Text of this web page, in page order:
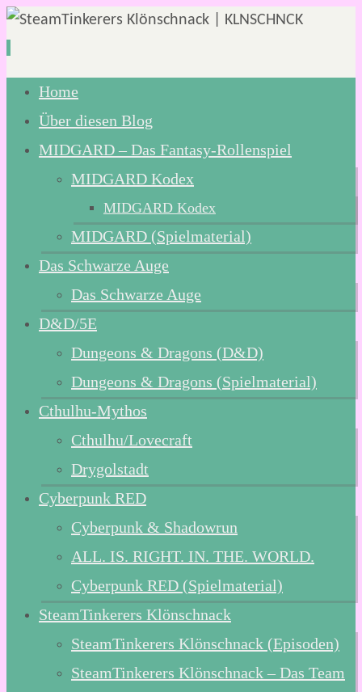
Zum
Inhalt
springen
Home
Über diesen Blog
MIDGARD – Das Fantasy-Rollenspiel
MIDGARD Kodex
MIDGARD Kodex
MIDGARD (Spielmaterial)
Das Schwarze Auge
Das Schwarze Auge
D&D/5E
Dungeons & Dragons (D&D)
Dungeons & Dragons (Spielmaterial)
Cthulhu-Mythos
Cthulhu/Lovecraft
Drygolstadt
Cyberpunk RED
Cyberpunk & Shadowrun
ALL. IS. RIGHT. IN. THE. WORLD.
Cyberpunk RED (Spielmaterial)
SteamTinkerers Klönschnack
SteamTinkerers Klönschnack (Episoden)
SteamTinkerers Klönschnack – Das Team